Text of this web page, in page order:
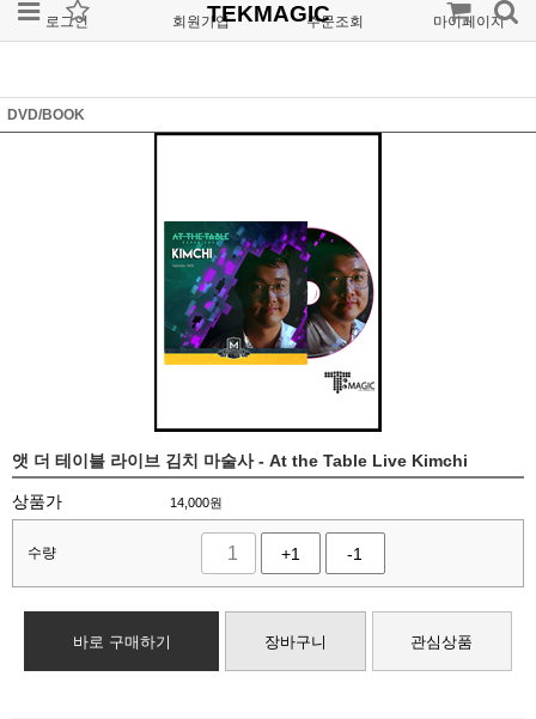
로그인 회원가입 주문조회 마이페이지
TEKMAGIC
DVD/BOOK
앳 더 테이블 라이브 김치 마술사 - At the Table Live Kimchi
상품가 14,000원
수량 +1 -1
바로 구매하기 장바구니 관심상품